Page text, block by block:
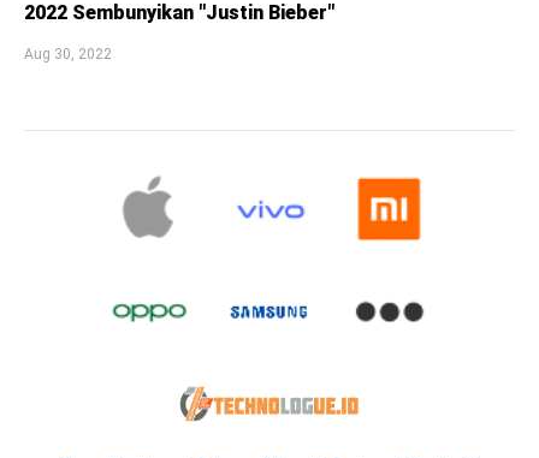
2022 Sembunyikan "Justin Bieber"
Aug 30, 2022